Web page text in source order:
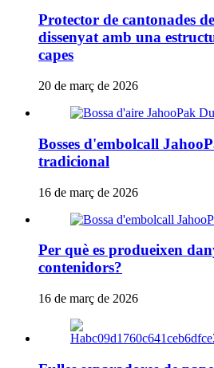
Protector de cantonades
dissenyat amb una
capes
20 de març de 2026
Bosses d'embolcall
tradicional
16 de març de 2026
Per què es produeixen
contenidors?
16 de març de 2026